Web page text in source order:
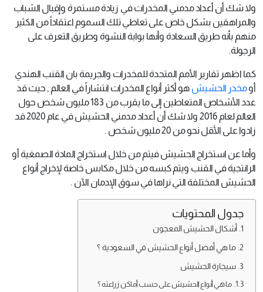
ولا شك أن أعداد مدمني المخدرات في زيادة مستمرة وإقبال الشباب
والمراهقين بشكل خاص على تعاطي تلك السموم اعتقاداً من الكثير
منهم بأنه طريق السعادة وأنها بوابة النشوة وطريق التعرف على
الرجولة.
كما اظهر تقارير الأمم المتحدة للمخدرات والجريمة بان القنب الهندي
أومخدر الحشيش هو أكثر أنواع المخدرات انتشاراً في العالم , حيث قد
عدد الأشخاص المتعاطين إلى ما يقرب من 183 مليون شخص حول
العالم لعام 2016 ولا شك أن أعداد مدمني الحشيش في عام 2020 قد
زادوا على الأقل نحو من 20 مليون شخص .
وأما عن استخراج الحشيش فيتم من خلال استخراج المادة الصمغية أو
الرانتجية في القنب ويتم كبسه من خلال مكابس خاصة لإخراج أنواع
الحشيش المختلفة التي نراها في سوق الإدمان الآن .
جدول المحتويات
أشكال الحشيش المعجون
ما هي أفضل أنواع الحشيش في السعودية ؟
سيجارة الحشيش
ما هي أنواع الحشيش على حسب أماكن زراعته ؟